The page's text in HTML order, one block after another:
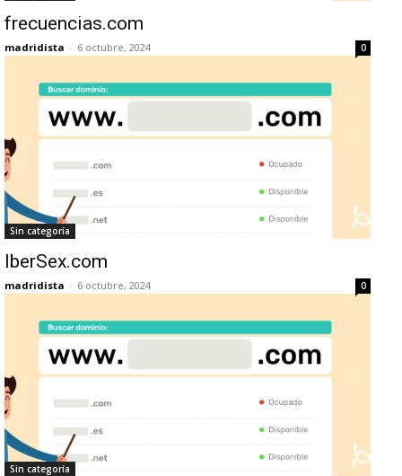
frecuencias.com
madridista - 6 octubre, 2024 0
Sin categoría
IberSex.com
madridista - 6 octubre, 2024 0
Sin categoría